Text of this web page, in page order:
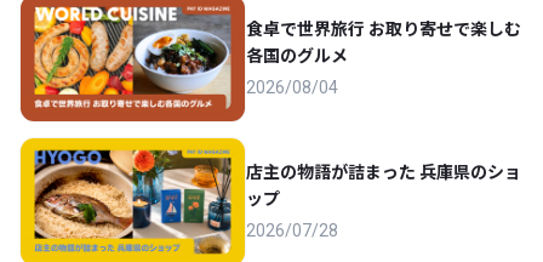
食卓で世界旅行 お取り寄せで楽しむ
各国のグルメ
2026/08/04
店主の物語が詰まった 兵庫県のショ
ップ
2026/07/28